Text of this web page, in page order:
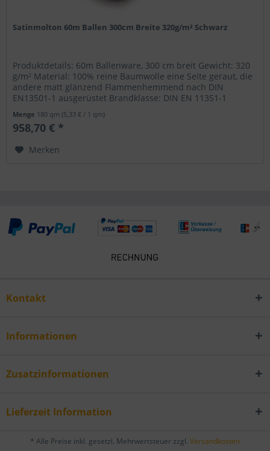
Satinmolton 60m Ballen 300cm Breite 320g/m² Schwarz
Produktdetails: 60m Ballenware, 300 cm breit Gewicht: 320
g/m² Material: 100% reine Baumwolle eine Seite geraut, die
andere matt glänzend Flammenhemmend nach DIN
EN13501-1 ausgerüstet Brandklasse: DIN EN 11351-1
Menge 180 qm(5,33 € / 1 qm)
958,70 € *
Merken
Kontakt
Informationen
Zusatzinformationen
Lieferzeit Information
* Alle Preise inkl. gesetzl. Mehrwertsteuer zzgl. Versandkosten